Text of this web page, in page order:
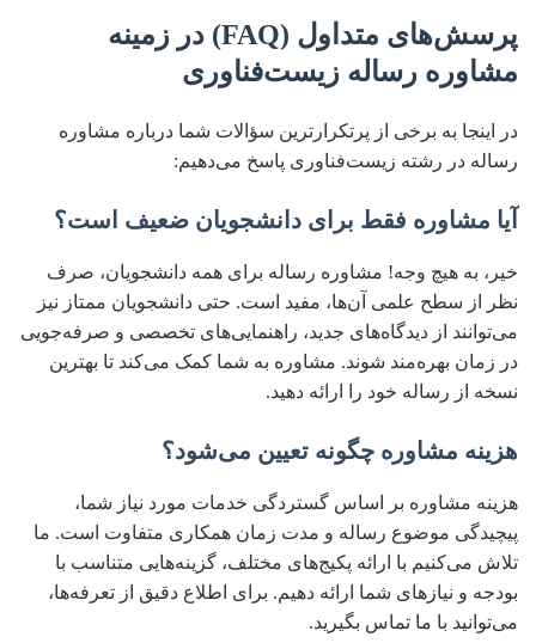
پرسش‌های متداول (FAQ) در زمینه
مشاوره رساله زیست‌فناوری
در اینجا به برخی از پرتکرارترین سؤالات شما درباره مشاوره
رساله در رشته زیست‌فناوری پاسخ می‌دهیم:
آیا مشاوره فقط برای دانشجویان ضعیف است؟
خیر، به هیچ وجه! مشاوره رساله برای همه دانشجویان، صرف
نظر از سطح علمی آن‌ها، مفید است. حتی دانشجویان ممتاز نیز
می‌توانند از دیدگاه‌های جدید، راهنمایی‌های تخصصی و صرفه‌جویی
در زمان بهره‌مند شوند. مشاوره به شما کمک می‌کند تا بهترین
نسخه از رساله خود را ارائه دهید.
هزینه مشاوره چگونه تعیین می‌شود؟
هزینه مشاوره بر اساس گستردگی خدمات مورد نیاز شما،
پیچیدگی موضوع رساله و مدت زمان همکاری متفاوت است. ما
تلاش می‌کنیم با ارائه پکیج‌های مختلف، گزینه‌هایی متناسب با
بودجه و نیازهای شما ارائه دهیم. برای اطلاع دقیق از تعرفه‌ها،
می‌توانید با ما تماس بگیرید.